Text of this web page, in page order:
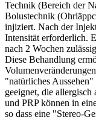
Technik (Bereich der
Bolustechnik
injiziert. Nach der
Intensität erforderlich.
nach 2 Wochen
Diese Behandlung
"natürliches
geeignet, die
und PRP können in
so dass eine "Stereo-